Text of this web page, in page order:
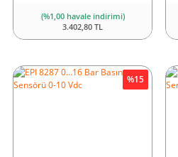
(%1,00 havale indirimi)
3.402,80 TL
%15